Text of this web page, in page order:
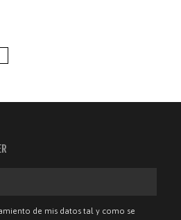
de mis datos tal y como se